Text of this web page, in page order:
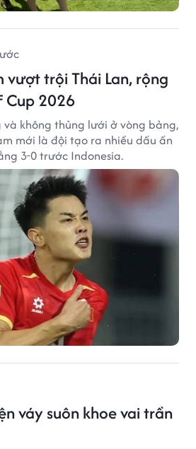
vượt trội Thái Lan, rộng
Cup 2026
không thủng lưới ở vòng bảng,
mới là đội tạo ra nhiều dấu ấn
3-0 trước Indonesia.
váy suôn khoe vai trần